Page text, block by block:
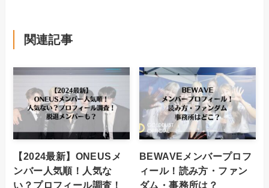
関連記事
【2024最新】ONEUSメ
ンバー人気順！人気な
い？プロフィール調査！
BEWAVEメンバープロフ
ィール！読み方・ファン
ダム・事務所は？